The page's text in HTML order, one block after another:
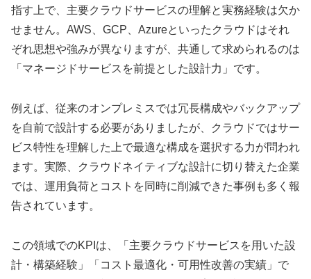
指す上で、主要クラウドサービスの理解と実務経験は欠か
せません。AWS、GCP、Azureといったクラウドはそれ
ぞれ思想や強みが異なりますが、共通して求められるのは
「マネージドサービスを前提とした設計力」です。
例えば、従来のオンプレミスでは冗長構成やバックアップ
を自前で設計する必要がありましたが、クラウドではサー
ビス特性を理解した上で最適な構成を選択する力が問われ
ます。実際、クラウドネイティブな設計に切り替えた企業
では、運用負荷とコストを同時に削減できた事例も多く報
告されています。
この領域でのKPIは、「主要クラウドサービスを用いた設
計・構築経験」「コスト最適化・可用性改善の実績」で